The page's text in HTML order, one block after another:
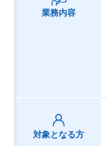
業務内容
対象となる方